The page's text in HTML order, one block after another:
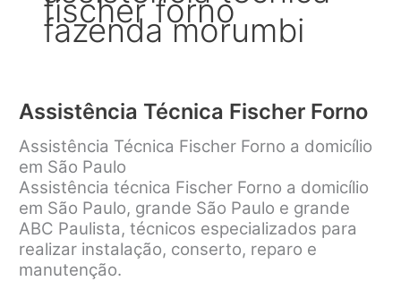
fischer forno
fazenda morumbi
Assistência Técnica Fischer Forno
Assistência Técnica Fischer Forno a domicílio
em São Paulo
Assistência técnica Fischer Forno a domicílio
em São Paulo, grande São Paulo e grande
ABC Paulista, técnicos especializados para
realizar instalação, conserto, reparo e
manutenção.